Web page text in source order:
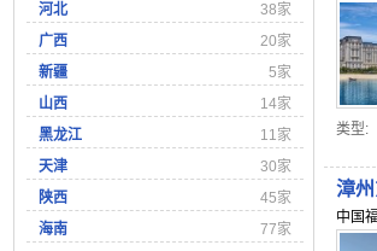
河北
38家
广西
20家
新疆
5家
山西
14家
黑龙江
11家
天津
30家
陕西
45家
海南
77家
类型:
漳
中国